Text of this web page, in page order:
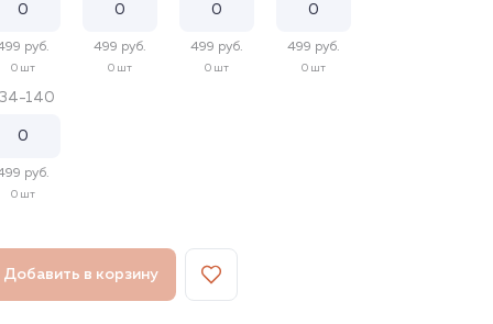
руб.
0 шт
499 руб.
0 шт
499 руб.
0 шт
499 руб.
0 шт
140
руб.
0 шт
Добавить в корзину